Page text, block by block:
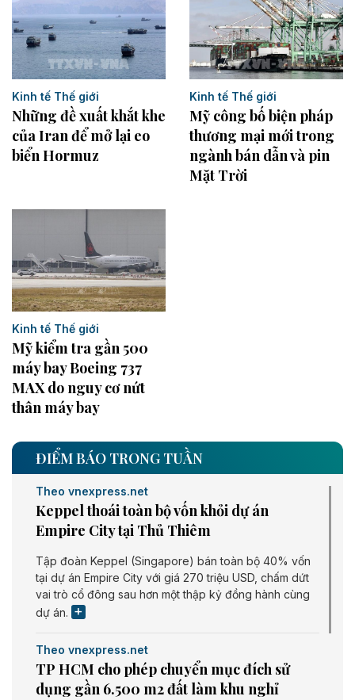
Kinh tế Thế giới
Những đề xuất khắt khe
của Iran để mở lại eo
biển Hormuz
Kinh tế Thế giới
Mỹ công bố biện pháp
thương mại mới trong
ngành bán dẫn và pin
Mặt Trời
Kinh tế Thế giới
Mỹ kiểm tra gần 500
máy bay Boeing 737
MAX do nguy cơ nứt
thân máy bay
ĐIỂM BÁO TRONG TUẦN
Theo vnexpress.net
Keppel thoái toàn bộ vốn khỏi dự án
Empire City tại Thủ Thiêm
Tập đoàn Keppel (Singapore) bán toàn bộ 40% vốn
tại dự án Empire City với giá 270 triệu USD, chấm dứt
vai trò cổ đông sau hơn một thập kỷ đồng hành cùng
dự án.
Theo vnexpress.net
TP HCM cho phép chuyển mục đích sử
dụng gần 6.500 m2 đất làm khu nghỉ